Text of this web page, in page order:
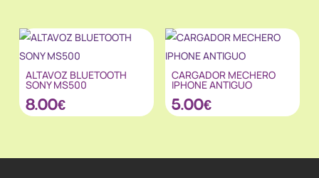
ALTAVOZ BLUETOOTH
SONY MS500
8.00€
CARGADOR MECHERO
IPHONE ANTIGUO
5.00€